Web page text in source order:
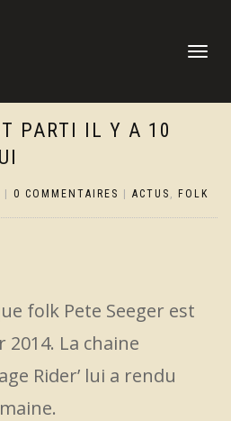
DÉPLIER
PARTI IL Y A 10
0 COMMENTAIRES ACTUS , FOLK
folk Pete Seeger est
2014. La chaine
Rider’ lui a rendu